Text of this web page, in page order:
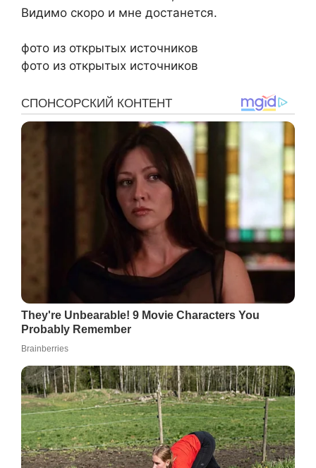
Видимо скоро и мне достанется.
фото из открытых источников
фото из открытых источников